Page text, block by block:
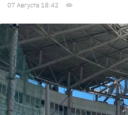
07 Августа 18:42